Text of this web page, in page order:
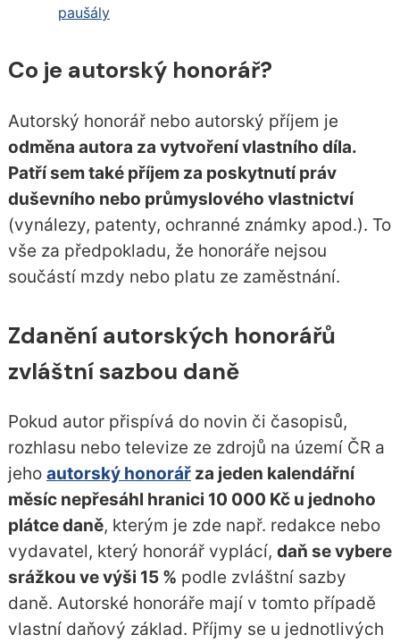
paušály
Co je autorský honorář?
Autorský honorář nebo autorský příjem je
odměna autora za vytvoření vlastního díla.
Patří sem také příjem za poskytnutí práv
duševního nebo průmyslového vlastnictví
(vynálezy, patenty, ochranné známky apod.). To
vše za předpokladu, že honoráře nejsou
součástí mzdy nebo platu ze zaměstnání.
Zdanění autorských honorářů
zvláštní sazbou daně
Pokud autor přispívá do novin či časopisů,
rozhlasu nebo televize ze zdrojů na území ČR a
jeho autorský honorářza jeden kalendářní
měsíc nepřesáhl hranici 10 000 Kč u jednoho
plátce daně, kterým je zde např. redakce nebo
vydavatel, který honorář vyplácí, daň se vybere
srážkou ve výši 15 % podle zvláštní sazby
daně. Autorské honoráře mají v tomto případě
vlastní daňový základ. Příjmy se u jednotlivých